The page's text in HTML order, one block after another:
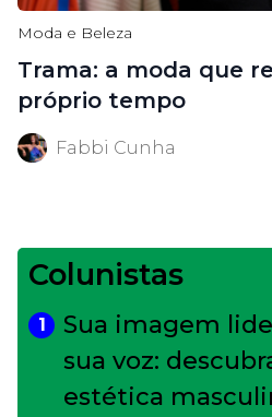
Moda e Beleza
Trama: a moda que
próprio tempo
Fabbi Cunha
Colunistas
1
Sua imagem
sua voz:
estética